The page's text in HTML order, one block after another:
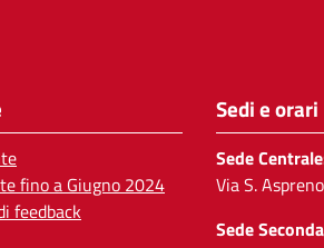
fino a Giugno 2024
feedback
Sedi e orari
Sede
Via S.
Sede